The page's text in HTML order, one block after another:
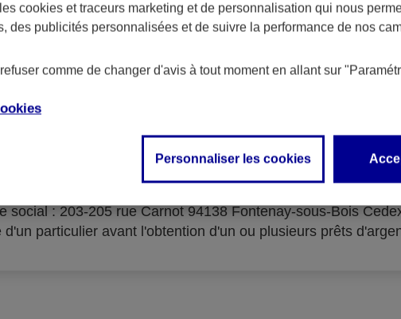
d'acceptation du crédit
: AXA Banque Financement – SA au capital de 33 855
social : 203-205 rue Carnot 94138 Fontenay-sous-Bois
particulier avant l'obtention d'un ou plusieurs prêts
cookies et traceurs marketing et de personnalisation qui nous
des publicités personnalisées et de suivre la performance de nos
comme de changer d'avis à tout moment en allant sur
Personnaliser les cookies